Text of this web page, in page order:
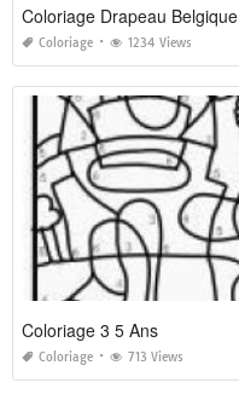
Coloriage Drapeau Belgique
Coloriage 1234 Views
Coloriage 3 5 Ans
Coloriage 713 Views